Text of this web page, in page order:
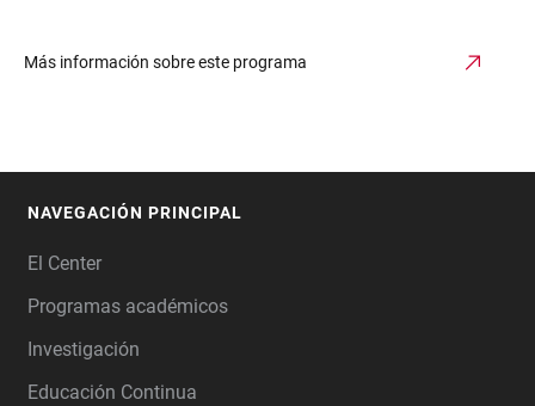
Más información sobre este programa
NAVEGACIÓN PRINCIPAL
El Center
Programas académicos
Investigación
Educación Continua